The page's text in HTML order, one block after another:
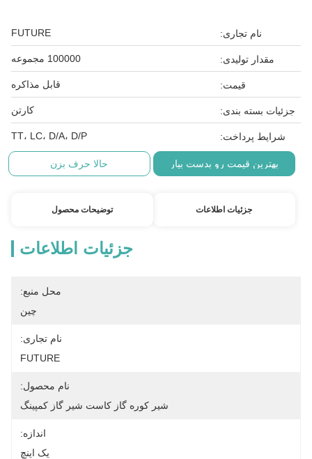
نام تجاری: FUTURE
مقدار تولیدی: 100000 مجموعه
قیمت: قابل مذاکره
جزئیات بسته بندی: کارتن
شرایط پرداخت: TT، LC، D/A، D/P
بهترین قیمت رو بدست بیار حالا حرف بزن
جزئیات اطلاعات توضیحات محصول
جزئیات اطلاعات
محل منبع:
چین
نام تجاری:
FUTURE
نام محصول:
شیر کوره گاز کاست شیر ​​گاز کمپینگ
اندازه:
یک اینچ